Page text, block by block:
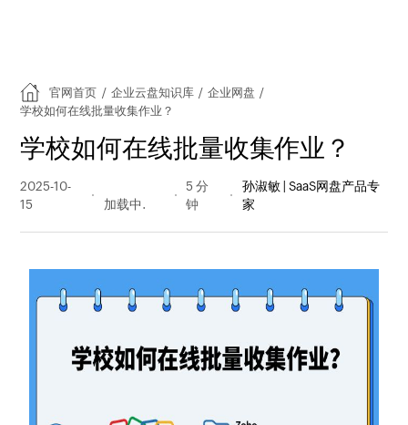
官网首页 / 企业云盘知识库 / 企业网盘 /
学校如何在线批量收集作业？
学校如何在线批量收集作业？
2025-10-
15
量
5 分
钟
孙淑敏 | SaaS网盘产品专
家